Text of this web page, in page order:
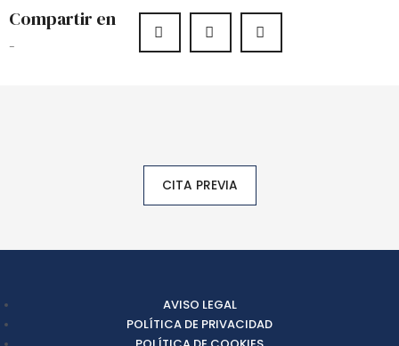
Compartir en
-
CITA PREVIA
AVISO LEGAL
POLÍTICA DE PRIVACIDAD